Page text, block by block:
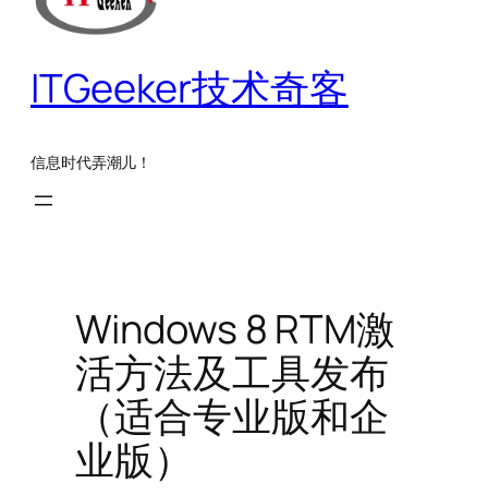
ITGeeker技术奇客
信息时代弄潮儿！
Windows 8 RTM激
活方法及工具发布
（适合专业版和企
业版）